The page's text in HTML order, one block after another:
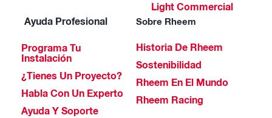
Light Commercial
Ayuda Profesional
Programa Tu
Instalación
¿Tienes Un Proyecto?
Habla Con Un Experto
Ayuda Y Soporte
Sobre Rheem
Historia De Rheem
Sostenibilidad
Rheem En El Mundo
Rheem Racing